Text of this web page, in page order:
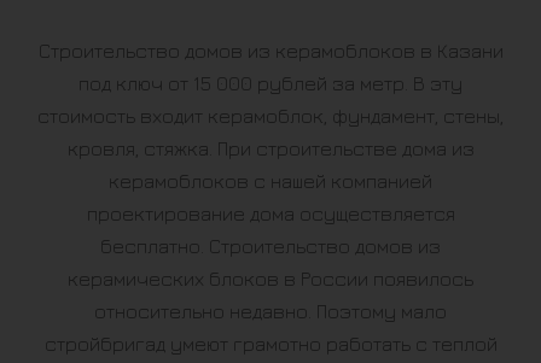
Строительство домов из керамоблоков в Казани
под ключ от 15 000 рублей за метр. В эту
стоимость входит керамоблок, фундамент, стены,
кровля, стяжка. При строительстве дома из
керамоблоков с нашей компанией
проектирование дома осуществляется
бесплатно. Строительство домов из
керамических блоков в России появилось
относительно недавно. Поэтому мало
стройбригад умеют грамотно работать с теплой